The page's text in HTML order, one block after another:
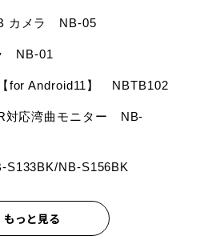
カメラ NB-05
NB-01
for Android11】 NBTB102
対応湾曲モニター NB-
NB-S156BK
もっと見る